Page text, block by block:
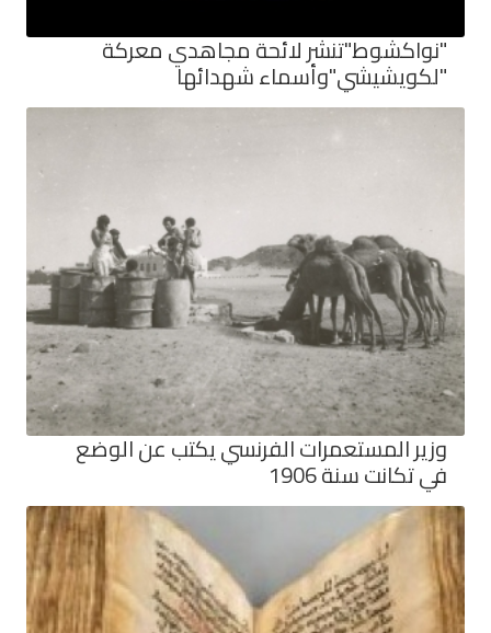
"نواكشوط"تنشر لائحة مجاهدي معركة
"لكويشيشي"وأسماء شهدائها
وزير المستعمرات الفرنسي يكتب عن الوضع
في تكانت سنة 1906